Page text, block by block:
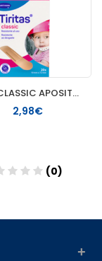
TIRITAS CLASSIC APOSITO ADHESIVO 20 UNIDADES 72 MM X 19 MM
2,98€
(0)
+